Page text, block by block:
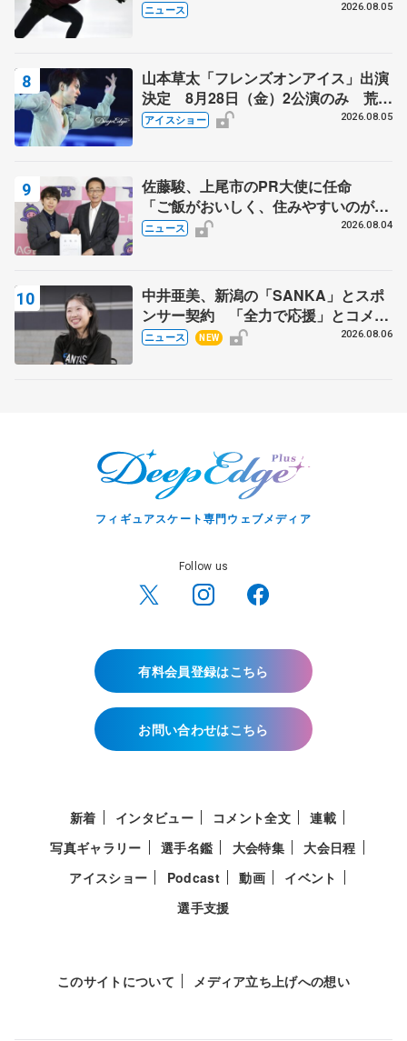
ニュース 2026.08.05
山本草太「フレンズオンアイス」出演
決定 8月28日（金）2公演のみ 荒川
静香さんプロデュース、20周年のアイ
アイスショー 2026.08.05
佐藤駿、上尾市のPR大使に任命
「ご飯がおいしく、住みやすいのが魅
力」
ニュース 2026.08.04
中井亜美、新潟の「SANKA」とスポ
ンサー契約 「全力で応援」とコメン
ト
ニュース NEW 2026.08.06
フィギュアスケート専門ウェブメディア
Follow us
有料会員登録はこちら
お問い合わせはこちら
新着 インタビュー コメント全文
連載
写真ギャラリー
選手名鑑 大会特集
大会日程
アイスショー
Podcast 動画
イベント
選手支援
このサイトについて メディア立ち上げへの想い